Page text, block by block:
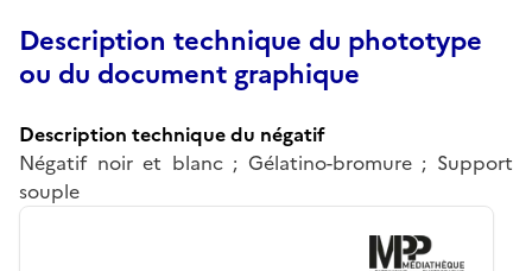
Description technique du phototype
ou du document graphique
Description technique du négatif
Négatif noir et blanc ; Gélatino-bromure ; Support
souple